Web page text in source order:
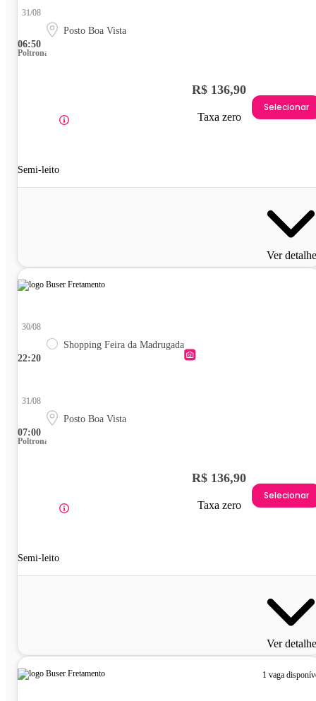
06:50
31/08
Posto Boa Vista
Poltrona
Semi-leito
R$ 136,90
Taxa zero
Selecionar
Ver
22:20
30/08
Shopping Feira da Madrugada
07:00
31/08
Posto Boa Vista
Poltrona
Semi-leito
R$ 136,90
Taxa zero
Selecionar
Ver
1 vaga